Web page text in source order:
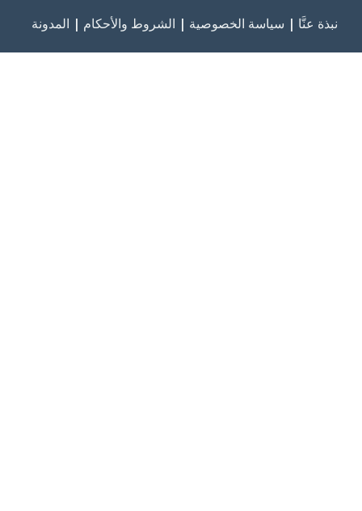
المدونة | الشروط والأحكام | سياسة الخصوصية | نبذة عنَّا